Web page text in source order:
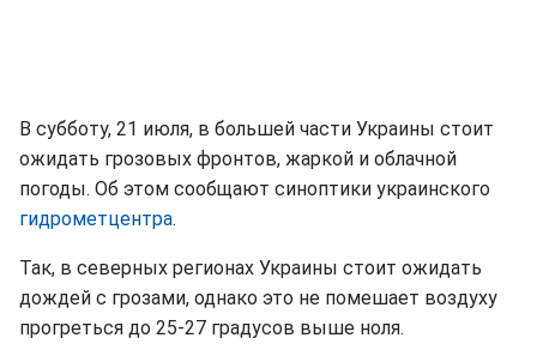
В субботу, 21 июля, в большей части Украины стоит
ожидать грозовых фронтов, жаркой и облачной
погоды. Об этом сообщают синоптики украинского
гидрометцентра.
Так, в северных регионах Украины стоит ожидать
дождей с грозами, однако это не помешает воздуху
прогреться до 25-27 градусов выше ноля.